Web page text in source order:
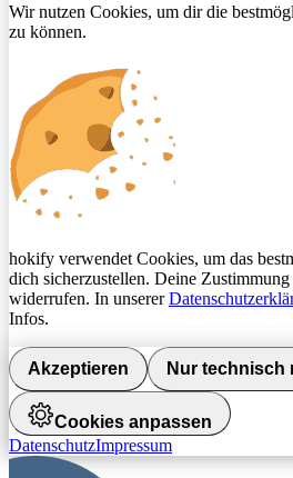
Wir nutzen Cookies, um dir die
zu können.
hokify verwendet Cookies, um das
dich sicherzustellen. Deine
widerrufen. In unserer
Infos.
Akzeptieren Nur technisch
Cookies anpassen
DatenschutzImpressum